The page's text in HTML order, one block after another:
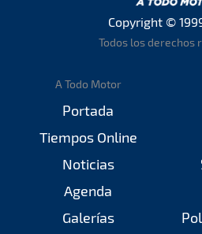
Copyright ©
Todos los derechos
A Todo Motor
Portada
Tiempos Online
Noticias
Agenda
Galerías